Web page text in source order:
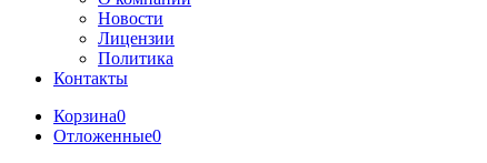
Новости
Лицензии
Политика
Контакты
Корзина0
Отложенные0